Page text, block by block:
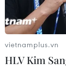
Theo dõi
vietnamplus.vn
HLV Kim